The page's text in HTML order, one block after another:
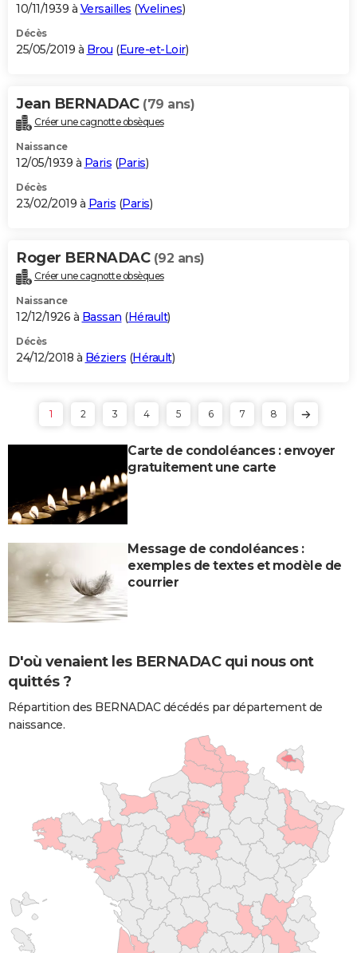
10/11/1939 à Versailles (Yvelines)
Décès
25/05/2019 à Brou (Eure-et-Loir)
Jean BERNADAC (79 ans)
Créer une cagnotte obsèques
Naissance
12/05/1939 à Paris (Paris)
Décès
23/02/2019 à Paris (Paris)
Roger BERNADAC (92 ans)
Créer une cagnotte obsèques
Naissance
12/12/1926 à Bassan (Hérault)
Décès
24/12/2018 à Béziers (Hérault)
1 2 3 4 5 6 7 8
Carte de condoléances : envoyer
gratuitement une carte
Message de condoléances :
exemples de textes et modèle de
courrier
D'où venaient les BERNADAC qui nous ont
quittés ?
Répartition des BERNADAC décédés par département de
naissance.